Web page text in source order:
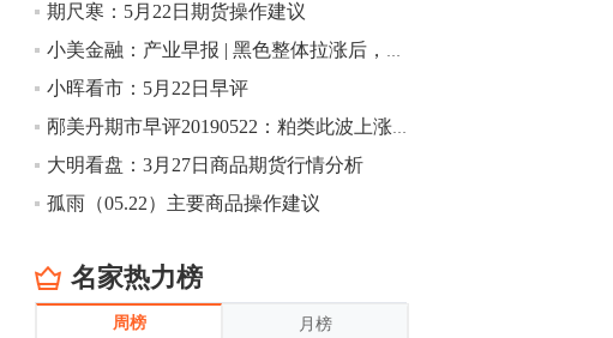
方正有色研究团队：高度重视贵金属的阶
段性机会。自年初以来沪金上涨16.93%，
立涨势，白银将开启补涨，且涨幅超过黄
金，金银比有望高位回归。
13:55
豆二期货主力合约涨停，涨幅达3.98%，报
CBOT大豆期货市场上涨，11月期约收高
影响，夜盘连粕高位窄幅震荡，建议短线
操作为主。 ...
13:54
8月5日消息，内外盘贵金属强劲走升，沪
金主力合约涨停，涨幅3.99%，报334.00
期尺寒：5月22日期货操作建议
小美金融：产业早报 | 黑色整体拉涨后，26大品种今日如何布局
小晖看市：5月22日早评
邴美丹期市早评20190522：粕类此波上涨近尾声
大明看盘：3月27日商品期货行情分析
孤雨（05.22）主要商品操作建议
名家热力榜
周榜 月榜